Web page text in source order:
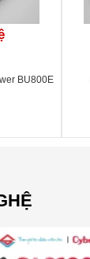
BU800E